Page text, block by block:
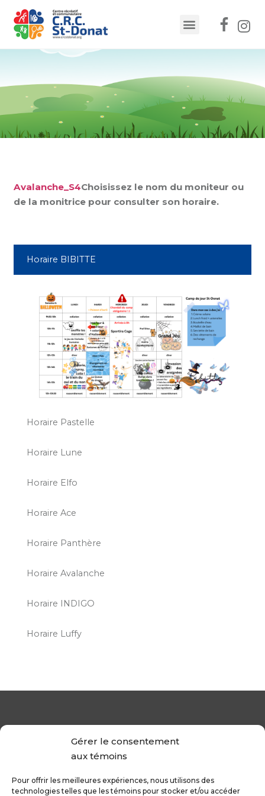
Gérer le consentement
aux témoins
Pour offrir les meilleures expériences, nous utilisons des
technologies telles que les témoins pour stocker et/ou accéder
Avalanche_S4Choisissez le nom du moniteur ou
de la monitrice pour consulter son horaire.
Horaire BIBITTE
Horaire Pastelle
Horaire Lune
Horaire Elfo
Horaire Ace
Horaire Panthère
Horaire Avalanche
Horaire INDIGO
Horaire Luffy